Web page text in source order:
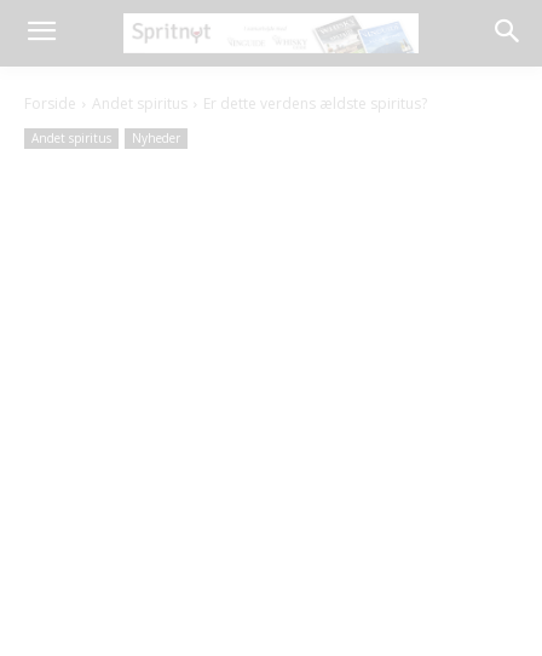
Forside Andet spiritus Er dette verdens ældste spiritus?
Andet spiritus Nyheder